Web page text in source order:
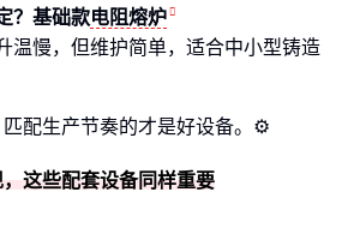
？基础款电阻熔炉
温慢，但维护简单，适合中小型铸造
配生产节奏的才是好设备。⚙️
这些配套设备同样重要